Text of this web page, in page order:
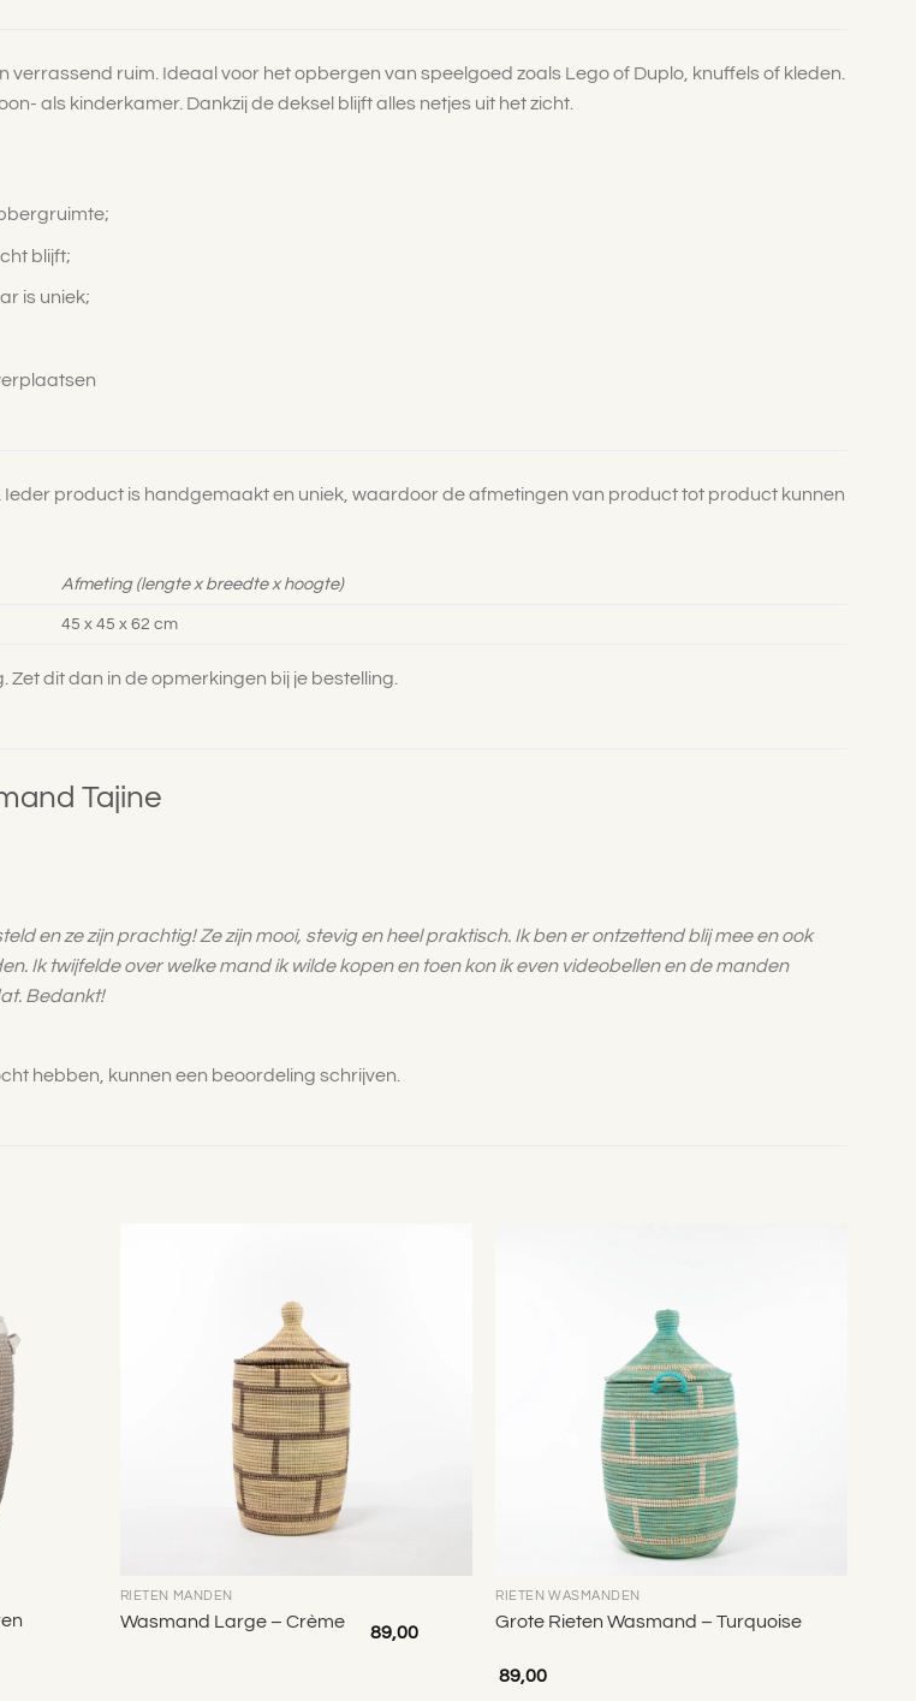
verrassend ruim. Ideaal voor het opbergen van speelgoed zoals Lego of Duplo, knuffels of kleden.
als kinderkamer. Dankzij de deksel blijft alles netjes uit het zicht.
blijft;
is uniek;
product is handgemaakt en uniek, waardoor de afmetingen van product tot product kunnen
Afmeting (lengte x breedte x hoogte)
45 x 45 x 62 cm
dit dan in de opmerkingen bij je bestelling.
Tajine
en ze zijn prachtig! Ze zijn mooi, stevig en heel praktisch. Ik ben er ontzettend blij mee en ook
Ik twijfelde over welke mand ik wilde kopen en toen kon ik even videobellen en de manden
Bedankt!
hebben, kunnen een beoordeling schrijven.
Toevoegen
verlanglijst
RIETEN MANDEN
Wasmand Large – Crème
89,00
RIETEN WASMANDEN
Grote Rieten Wasmand – Turquoise
89,00